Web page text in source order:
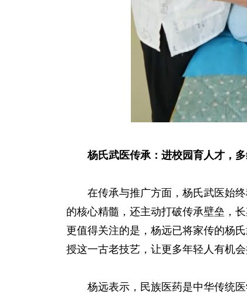
杨氏武医传承：进校园育人才，多
在传承与推广方面，杨氏武医始终
的核心精髓，还主动打破传承壁垒，
更值得关注的是，杨远已将家传的杨
授这一古老技艺，让更多年轻人有机
杨远表示，民族医药是中华传统医